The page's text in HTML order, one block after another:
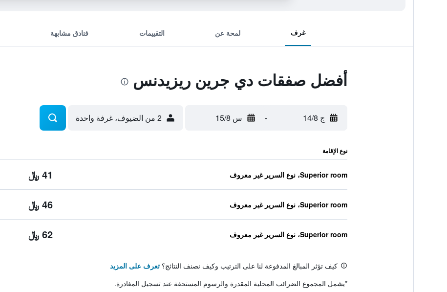
غرف لمحة عن التقييمات فنادق مشابهة
أفضل صفقات دي جرين ريزيدنس
ج 14/8 - س 15/8 2 من الضيوف، غرفة واحدة
نوع الإقامة
Superior room، نوع السرير غير معروف 41 ﷼
Superior room، نوع السرير غير معروف 46 ﷼
Superior room، نوع السرير غير معروف 62 ﷼
كيف تؤثر المبالغ المدفوعة لنا على الترتيب وكيف نصنف النتائج؟ تعرف على المزيد
*يشمل المجموع الضرائب المحلية المقدرة والرسوم المستحقة عند تسجيل المغادرة.